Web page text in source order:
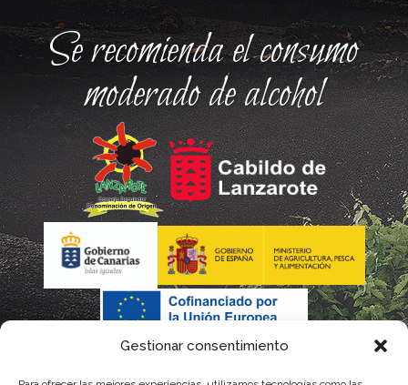
Gestionar consentimiento
Se recomienda el consumo
moderado de alcohol